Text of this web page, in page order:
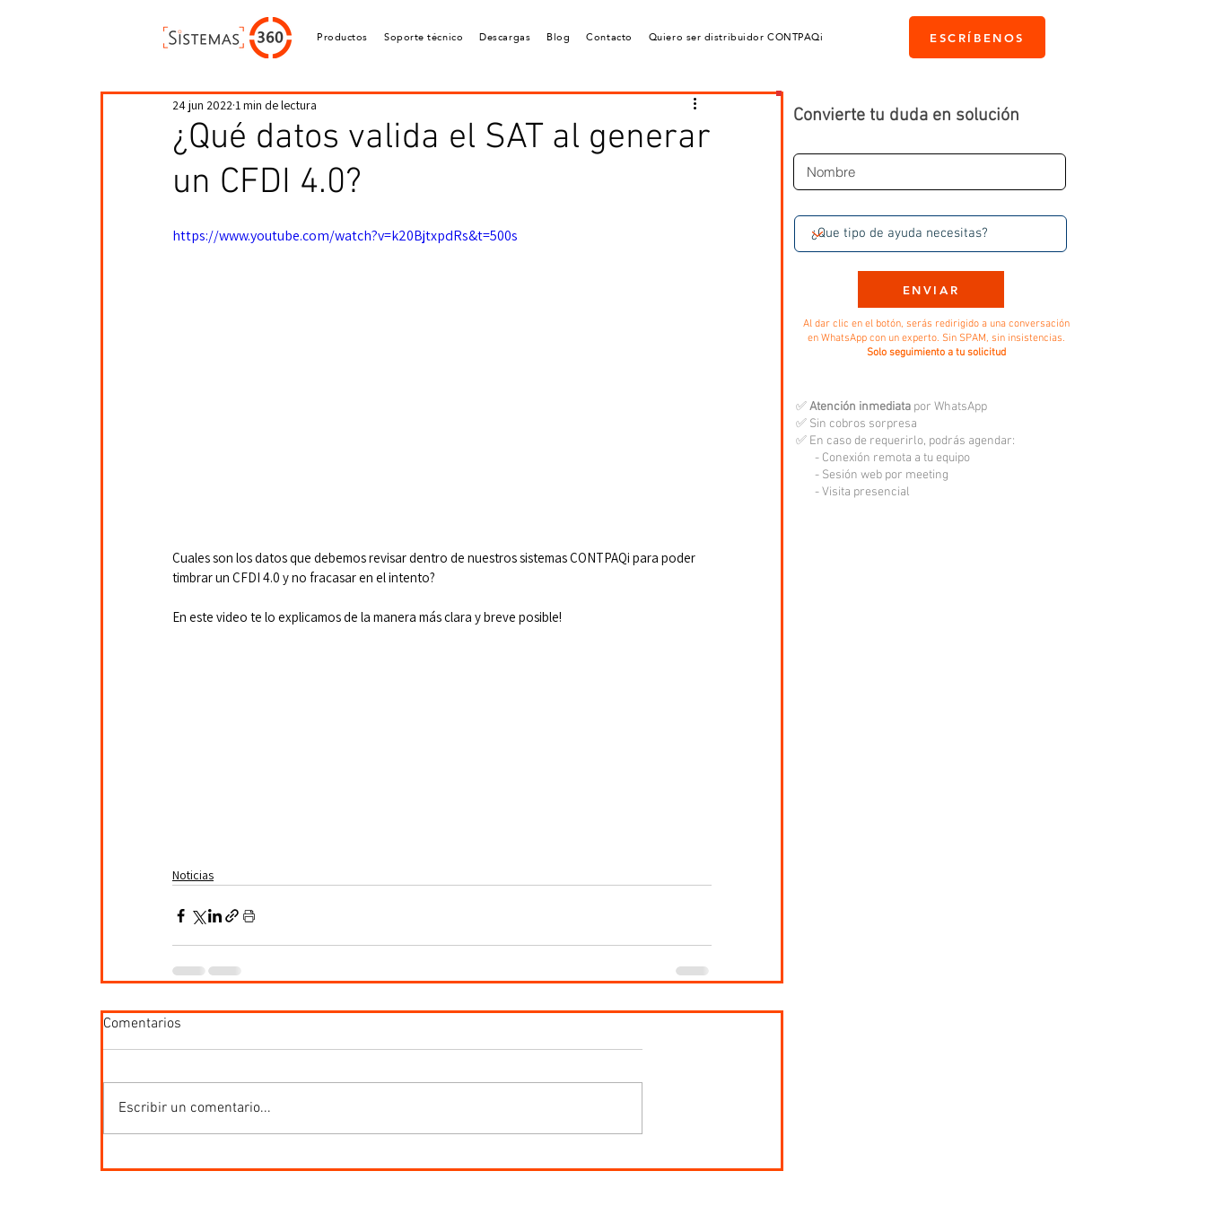
Productos Soporte técnico Descargas Blog Contacto Quiero ser distribuidor CONTPAQi ESCRÍBENOS
¿Qué datos valida el SAT al generar
un CFDI 4.0?
24 jun 2022 1 min de lectura
https://www.youtube.com/watch?v=k20BjtxpdRs&t=500s
Cuales son los datos que debemos revisar dentro de nuestros sistemas CONTPAQi para poder
timbrar un CFDI 4.0 y no fracasar en el intento?
En este video te lo explicamos de la manera más clara y breve posible!
Noticias
Comentarios
Escribir un comentario...
Convierte tu duda en solución
ENVIAR
Al dar clic en el botón, serás redirigido a una conversación
en WhatsApp con un experto. Sin SPAM, sin insistencias.
Solo seguimiento a tu solicitud
✅Atención inmediata por WhatsApp
✅ Sin cobros sorpresa
✅ En caso de requerirlo, podrás agendar:
- Conexión remota a tu equipo
- Sesión web por meeting
- Visita presencial